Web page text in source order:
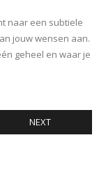
naar een subtiele
jouw wensen aan.
geheel en waar je
NEXT